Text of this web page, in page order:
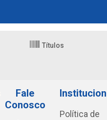
Títulos
Fale
Conosco
Política de